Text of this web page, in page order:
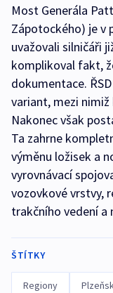
Most Generála
Zápotockého) je v
uvažovali silničáři
komplikoval fakt,
dokumentace.
variant, mezi
Nakonec však
Ta zahrne
výměnu ložisek a
vyrovnávací
vozovkové vrstvy,
trakčního vedení a
ŠTÍTKY
Regiony